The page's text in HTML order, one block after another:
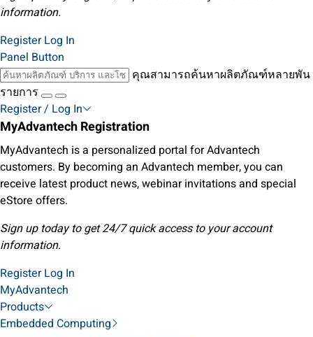
information.
Register Log In
Panel Button
คุณสามารถค้นหาผลิตภัณฑ์หลายพัน
รายการ
Register / Log In
MyAdvantech Registration
MyAdvantech is a personalized portal for Advantech
customers. By becoming an Advantech member, you can
receive latest product news, webinar invitations and special
eStore offers.
Sign up today to get 24/7 quick access to your account
information.
Register Log In
MyAdvantech
Products
Embedded Computing